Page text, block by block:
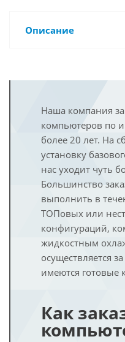
Описание
Наша компания
компьютеров по
более 20 лет. На
установку
нас уходит чуть
Большинство
выполнить в
ТОПовых или
конфигураций,
жидкостным
осуществляется
имеются готовые
Как